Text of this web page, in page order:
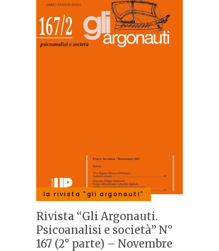
la rivista "gli argonauti"
Rivista “Gli Argonauti.
Psicoanalisi e società” N°
167 (2° parte) – Novembre